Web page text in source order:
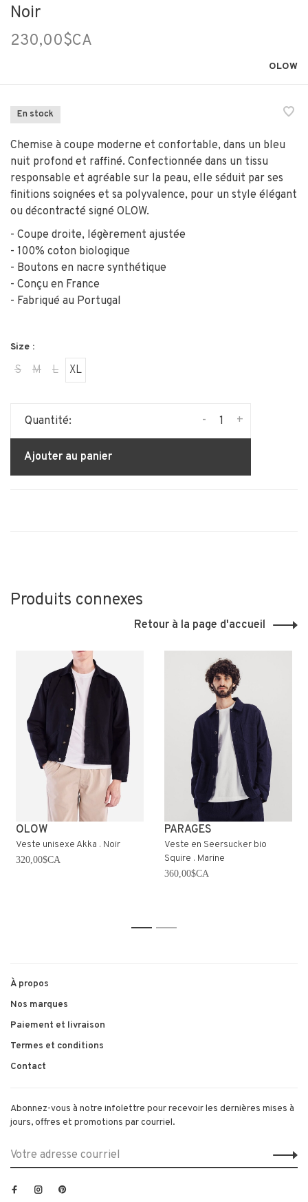
Noir
230,00$CA
OLOW
En stock
Chemise à coupe moderne et confortable, dans un bleu
nuit profond et raffiné. Confectionnée dans un tissu
responsable et agréable sur la peau, elle séduit par ses
finitions soignées et sa polyvalence, pour un style élégant
ou décontracté signé OLOW.
- Coupe droite, légèrement ajustée
- 100% coton biologique
- Boutons en nacre synthétique
- Conçu en France
- Fabriqué au Portugal
Size :
S M L XL
Quantité: +
-
Ajouter au panier
Produits connexes
Retour à la page d'accueil
OLOW
Veste unisexe Akka . Noir
320,00$CA
PARAGES
Veste en Seersucker bio
Squire . Marine
360,00$CA
1 2
À propos
Nos marques
Paiement et livraison
Termes et conditions
Contact
Abonnez-vous à notre infolettre pour recevoir les dernières mises à
jours, offres et promotions par courriel.